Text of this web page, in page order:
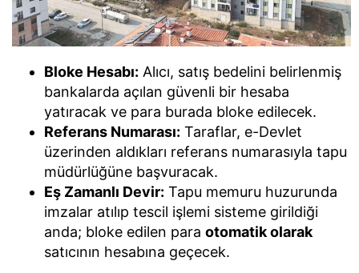
Bloke Hesabı: Alıcı, satış bedelini belirlenmiş
bankalarda açılan güvenli bir hesaba
yatıracak ve para burada bloke edilecek.
Referans Numarası: Taraflar, e-Devlet
üzerinden aldıkları referans numarasıyla tapu
müdürlüğüne başvuracak.
Eş Zamanlı Devir: Tapu memuru huzurunda
imzalar atılıp tescil işlemi sisteme girildiği
anda; bloke edilen para otomatik olarak
satıcının hesabına geçecek.